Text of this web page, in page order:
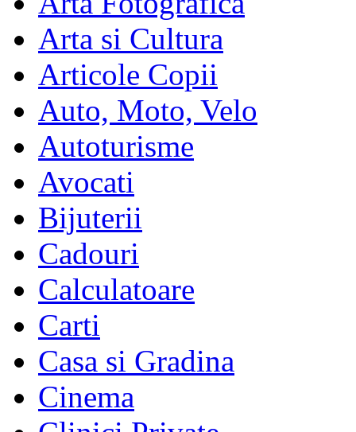
Arta si Cultura
Articole Copii
Auto, Moto, Velo
Autoturisme
Avocati
Bijuterii
Cadouri
Calculatoare
Carti
Casa si Gradina
Cinema